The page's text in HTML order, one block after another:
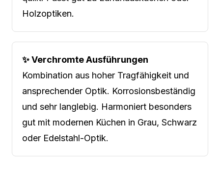
Holzoptiken.
✨ Verchromte Ausführungen
Kombination aus hoher Tragfähigkeit und
ansprechender Optik. Korrosionsbeständig
und sehr langlebig. Harmoniert besonders
gut mit modernen Küchen in Grau, Schwarz
oder Edelstahl-Optik.